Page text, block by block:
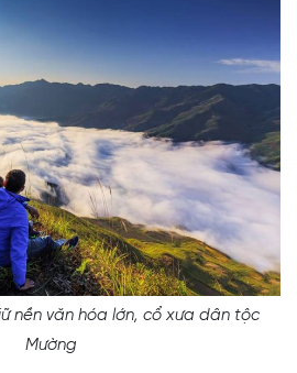
nền văn hóa lớn, cổ xưa dân tộc
Mường